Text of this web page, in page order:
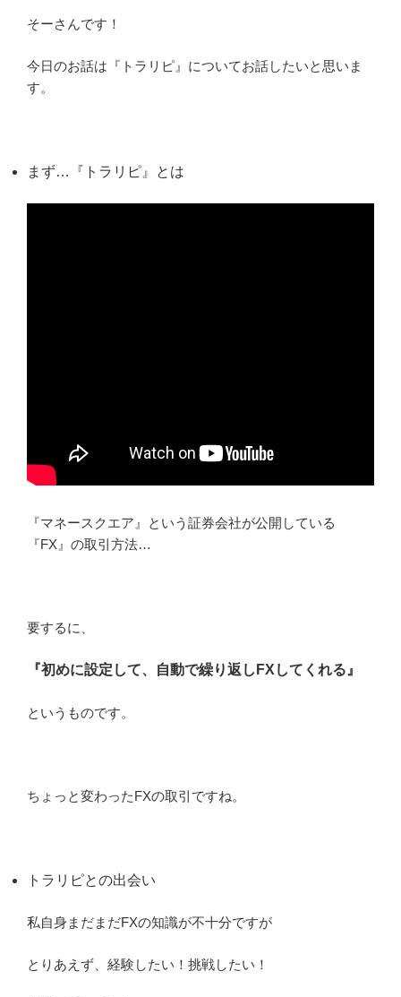
そーさんです！
今日のお話は『トラリピ』についてお話したいと思いま
す。
まず…『トラリピ』とは
『マネースクエア』という証券会社が公開している
『FX』の取引方法…
要するに、
『初めに設定して、自動で繰り返しFXしてくれる』
というものです。
ちょっと変わったFXの取引ですね。
トラリピとの出会い
私自身まだまだFXの知識が不十分ですが
とりあえず、経験したい！挑戦したい！